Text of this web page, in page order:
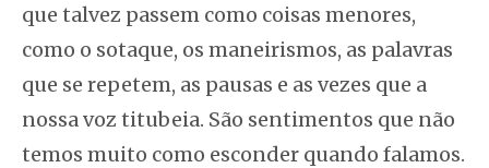
que talvez passem como coisas menores,
como o sotaque, os maneirismos, as palavras
que se repetem, as pausas e as vezes que a
nossa voz titubeia. São sentimentos que não
temos muito como esconder quando falamos.